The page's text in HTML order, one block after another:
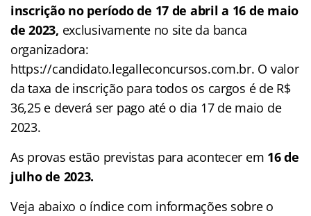
inscrição no período de 17 de abril a 16 de maio
de 2023, exclusivamente no site da banca
organizadora:
https://candidato.legalleconcursos.com.br. O valor
da taxa de inscrição para todos os cargos é de R$
36,25 e deverá ser pago até o dia 17 de maio de
2023.
As provas estão previstas para acontecer em 16 de
julho de 2023.
Veja abaixo o índicecom informações sobre o